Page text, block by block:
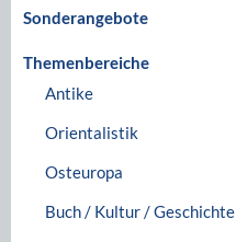
Sonderangebote
Themenbereiche
Antike
Orientalistik
Osteuropa
Buch / Kultur / Geschichte